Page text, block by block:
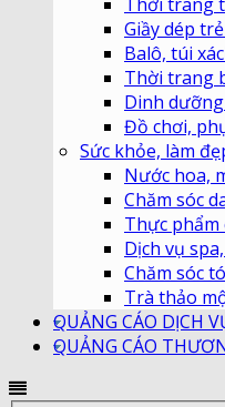
Giầy dép
Balô, túi
Thời trang
Dinh
Đồ chơi,
Sức khỏe, làm
Nước hoa,
Chăm sóc
Thực phẩm
Dịch vụ
Chăm sóc
Trà thảo
QUẢNG CÁO DỊCH
QUẢNG CÁO